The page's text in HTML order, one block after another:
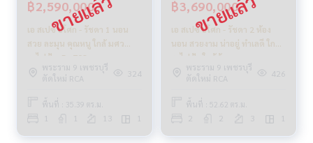
฿2,590,000
เอ สเปซ อโศก - รัชดา 1 นอน
สวย ละมุน คุณหนู ใกล้ มศว
รถไฟฟ้า _Do708
พระราม 9 เพชรบุรี
ตัดใหม่ RCA
324
พื้นที่ : 35.39 ตร.ม.
฿3,690,000
เอ สเปซ อโศก - รัชดา 2 ห้อง
นอน สวยงาม น่าอยู่ ทำเลดี ใกล้
รถไฟฟ้า ใกล้ห้าง
พระราม 9 เพชรบุรี
ตัดใหม่ RCA
426
พื้นที่ : 52.62 ตร.ม.